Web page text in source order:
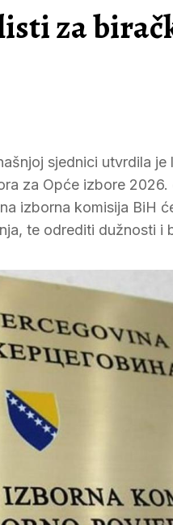
za
sjednici utvrdila je
za Opće izbore
izborna komisija BiH
te odrediti dužnosti i